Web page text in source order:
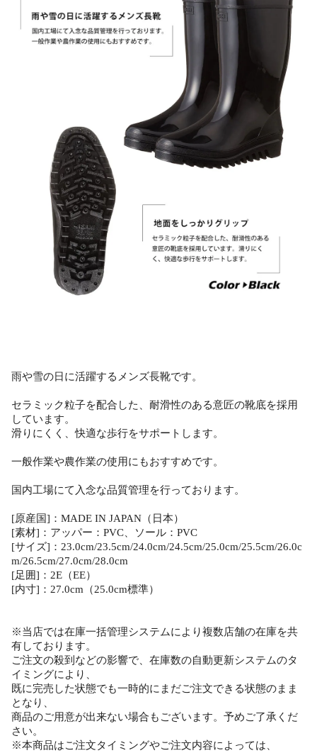
雨や雪の日に活躍するメンズ長靴です。
セラミック粒子を配合した、耐滑性のある意匠の靴底を採用
しています。
滑りにくく、快適な歩行をサポートします。
一般作業や農作業の使用にもおすすめです。
国内工場にて入念な品質管理を行っております。
[原産国]：MADE IN JAPAN（日本）
[素材]：アッパー：PVC、ソール：PVC
[サイズ]：23.0cm/23.5cm/24.0cm/24.5cm/25.0cm/25.5cm/26.0c
m/26.5cm/27.0cm/28.0cm
[足囲]：2E（EE）
[内寸]：27.0cm（25.0cm標準）
※当店では在庫一括管理システムにより複数店舗の在庫を共
有しております。
ご注文の殺到などの影響で、在庫数の自動更新システムのタ
イミングにより、
既に完売した状態でも一時的にまだご注文できる状態のまま
となり、
商品のご用意が出来ない場合もございます。予めご了承くだ
さい。
※本商品はご注文タイミングやご注文内容によっては、